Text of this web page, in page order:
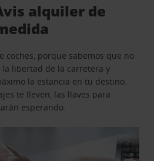
alquiler de
coches, porque sabemos que no
libertad de la carretera y
la estancia en tu destino.
te lleven, las llaves para
esperando.